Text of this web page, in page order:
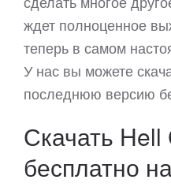
ждет полноценное
теперь в самом
У нас вы можете
последнюю версию
Скачать Hell
бесплатно